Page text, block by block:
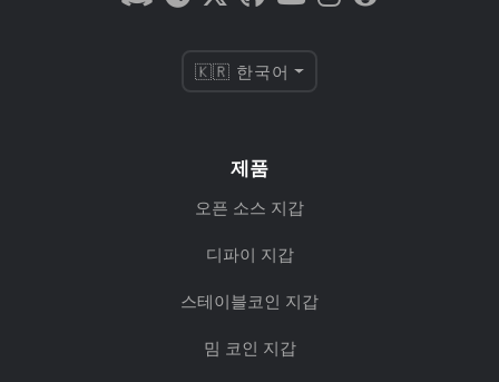
🇰🇷 한국어
제품
오픈 소스 지갑
디파이 지갑
스테이블코인 지갑
밈 코인 지갑